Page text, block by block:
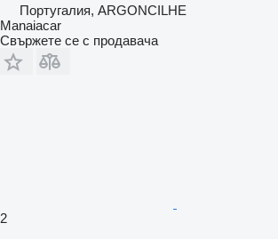
Португалия, ARGONCILHE
Manaiacar
Свържете се с продавача
2